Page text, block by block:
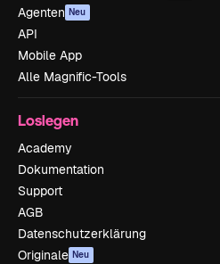
Agenten Neu
API
Mobile App
Alle Magnific-Tools
Loslegen
Academy
Dokumentation
Support
AGB
Datenschutzerklärung
Originale Neu